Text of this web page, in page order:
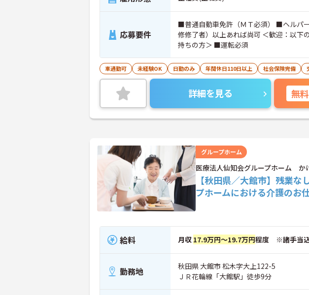
応募要件
■普通自動車免許（ＭＴ必須） ■ヘルパ
修修了者）以上あれば尚可 ＜歓迎：以下の資格・スキル・経験をお
持ちの方＞ ■運転必須
車通勤可 未経験OK 日勤のみ 年間休日110日以上 社会保険完備
詳細を見る 無料
グループホーム
医療法人仙知会グループホーム か
【秋田県／大館市】残業な
プホームにおける介護のお
給料 月収 17.9万円～19.7万円程度 ※諸手当
勤務地
秋田県 大館市 松木字大上122-5
ＪＲ花輪線「大館駅」徒歩9分